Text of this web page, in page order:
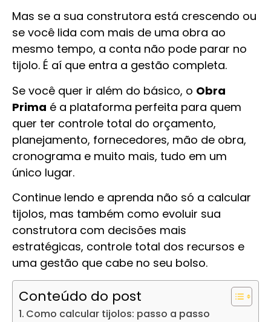
Mas se a sua construtora está crescendo ou
se você lida com mais de uma obra ao
mesmo tempo, a conta não pode parar no
tijolo. É aí que entra a gestão completa.
Se você quer ir além do básico, o Obra
Prima é a plataforma perfeita para quem
quer ter controle total do orçamento,
planejamento, fornecedores, mão de obra,
cronograma e muito mais, tudo em um
único lugar.
Continue lendo e aprenda não só a calcular
tijolos, mas também como evoluir sua
construtora com decisões mais
estratégicas, controle total dos recursos e
uma gestão que cabe no seu bolso.
Conteúdo do post
Como calcular tijolos: passo a passo